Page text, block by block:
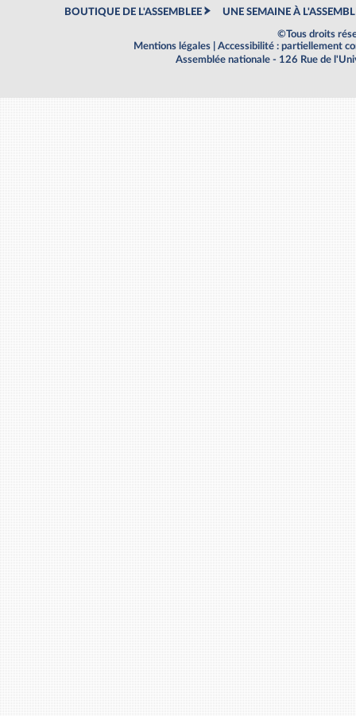
BOUTIQUE DE L'ASSEMBLEE UNE SEMAINE À
©Tous droits
Mentions légales
Accessibilité : partiellement
Assemblée nationale - 126 Rue de